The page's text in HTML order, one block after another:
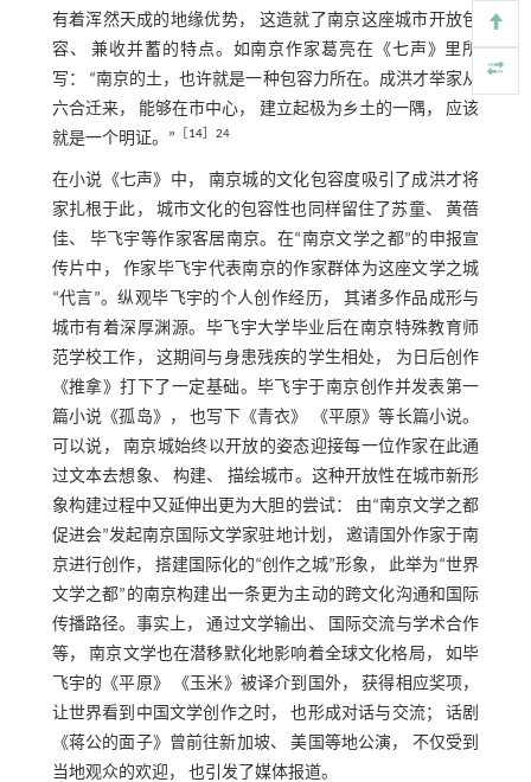
有着浑然天成的地缘优势， 这造就了南京这座城市开放包
容、 兼收并蓄的特点。如南京作家葛亮在《七声》里所
写： “南京的土，也许就是一种包容力所在。成洪才举家从
六合迁来， 能够在市中心， 建立起极为乡土的一隅， 应该
就是一个明证。”
14］24
在小说《七声》中， 南京城的文化包容度吸引了成洪才将
家扎根于此， 城市文化的包容性也同样留住了苏童、 黄蓓
佳、 毕飞宇等作家客居南京。在“南京文学之都”的申报宣
传片中， 作家毕飞宇代表南京的作家群体为这座文学之城
“代言”。纵观毕飞宇的个人创作经历， 其诸多作品成形与
城市有着深厚渊源。毕飞宇大学毕业后在南京特殊教育师
范学校工作， 这期间与身患残疾的学生相处， 为日后创作
《推拿》打下了一定基础。毕飞宇于南京创作并发表第一
篇小说《孤岛》， 也写下《青衣》 《平原》等长篇小说。
可以说， 南京城始终以开放的姿态迎接每一位作家在此通
过文本去想象、 构建、 描绘城市。这种开放性在城市新形
象构建过程中又延伸出更为大胆的尝试： 由“南京文学之都
促进会”发起南京国际文学家驻地计划， 邀请国外作家于南
京进行创作， 搭建国际化的“创作之城”形象， 此举为“世界
文学之都”的南京构建出一条更为主动的跨文化沟通和国际
传播路径。事实上， 通过文学输出、 国际交流与学术合作
等， 南京文学也在潜移默化地影响着全球文化格局， 如毕
飞宇的《平原》 《玉米》被译介到国外， 获得相应奖项，
让世界看到中国文学创作之时， 也形成对话与交流； 话剧
《蒋公的面子》曾前往新加坡、 美国等地公演， 不仅受到
当地观众的欢迎， 也引发了媒体报道。